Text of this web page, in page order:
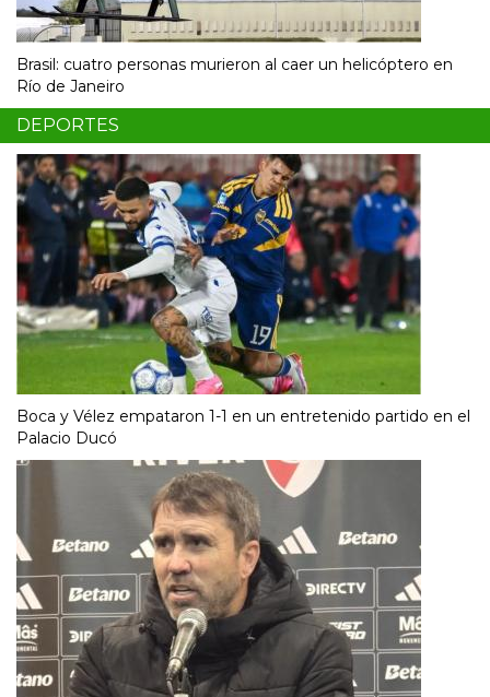
Brasil: cuatro personas murieron al caer un helicóptero en
Río de Janeiro
DEPORTES
Boca y Vélez empataron 1-1 en un entretenido partido en el
Palacio Ducó